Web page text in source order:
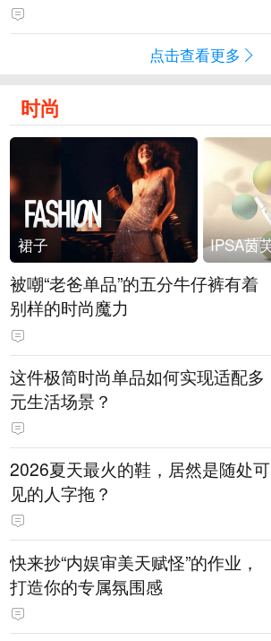
点击查看更多
时尚
裙子
被嘲“老爸单品”的五分牛仔裤有着
别样的时尚魔力
这件极简时尚单品如何实现适配多
元生活场景？
2026夏天最火的鞋，居然是随处可
见的人字拖？
快来抄“内娱审美天赋怪”的作业，
打造你的专属氛围感